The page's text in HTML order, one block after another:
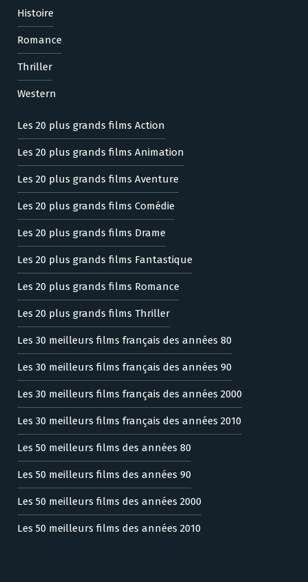
Histoire
Romance
Thriller
Western
Les 20 plus grands films Action
Les 20 plus grands films Animation
Les 20 plus grands films Aventure
Les 20 plus grands films Comédie
Les 20 plus grands films Drame
Les 20 plus grands films Fantastique
Les 20 plus grands films Romance
Les 20 plus grands films Thriller
Les 30 meilleurs films français des années 80
Les 30 meilleurs films français des années 90
Les 30 meilleurs films français des années 2000
Les 30 meilleurs films français des années 2010
Les 50 meilleurs films des années 80
Les 50 meilleurs films des années 90
Les 50 meilleurs films des années 2000
Les 50 meilleurs films des années 2010